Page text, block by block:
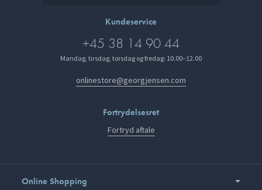
Kundeservice
+45 38 14 90 44
Mandag, tirsdag, torsdag og fredag: 10.00–12.00
onlinestore@georgjensen.com
Fortrydelsesret
Fortryd aftale
Online Shopping